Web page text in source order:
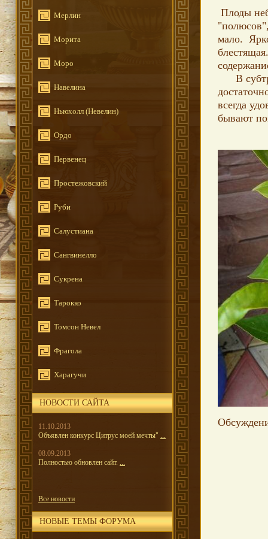
Мерлин
Морита
Моро
Навелина
Ньюхолл (Невелин)
Ордо
Первенец
Простежовский
Руби
Салустиана
Сангвинелло
Сукрена
Тарокко
Томсон Невел
Фрагола
Харагучи
НОВОСТИ САЙТА
11.10.2013
Объявлен конкурс Цитрус моей мечты" ...
08.09.2013
Полностью обновлен сайт. ...
Все новости
НОВЫЕ ТЕМЫ ФОРУМА
Плоды
мало.
В
всегда
бывают